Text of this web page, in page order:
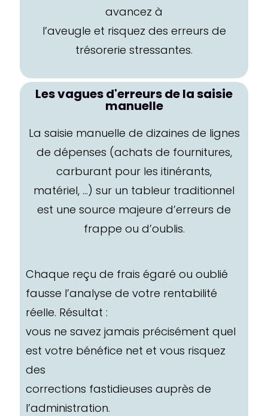
avancez à
l’aveugle et risquez des erreurs de
trésorerie stressantes.
Les vagues d'erreurs de la saisie
manuelle
La saisie manuelle de dizaines de lignes
de dépenses (achats de fournitures,
carburant pour les itinérants,
matériel, …) sur un tableur traditionnel
est une source majeure d’erreurs de
frappe ou d’oublis.
Chaque reçu de frais égaré ou oublié
fausse l’analyse de votre rentabilité
réelle. Résultat :
vous ne savez jamais précisément quel
est votre bénéfice net et vous risquez
des
corrections fastidieuses auprès de
l’administration.